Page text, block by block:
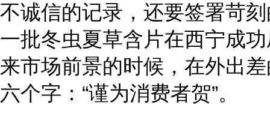
不诚信的记录，还要签署苛
一批冬虫夏草含片在西宁成
来市场前景的时候，在外出
六个字：“谨为消费者贺”。